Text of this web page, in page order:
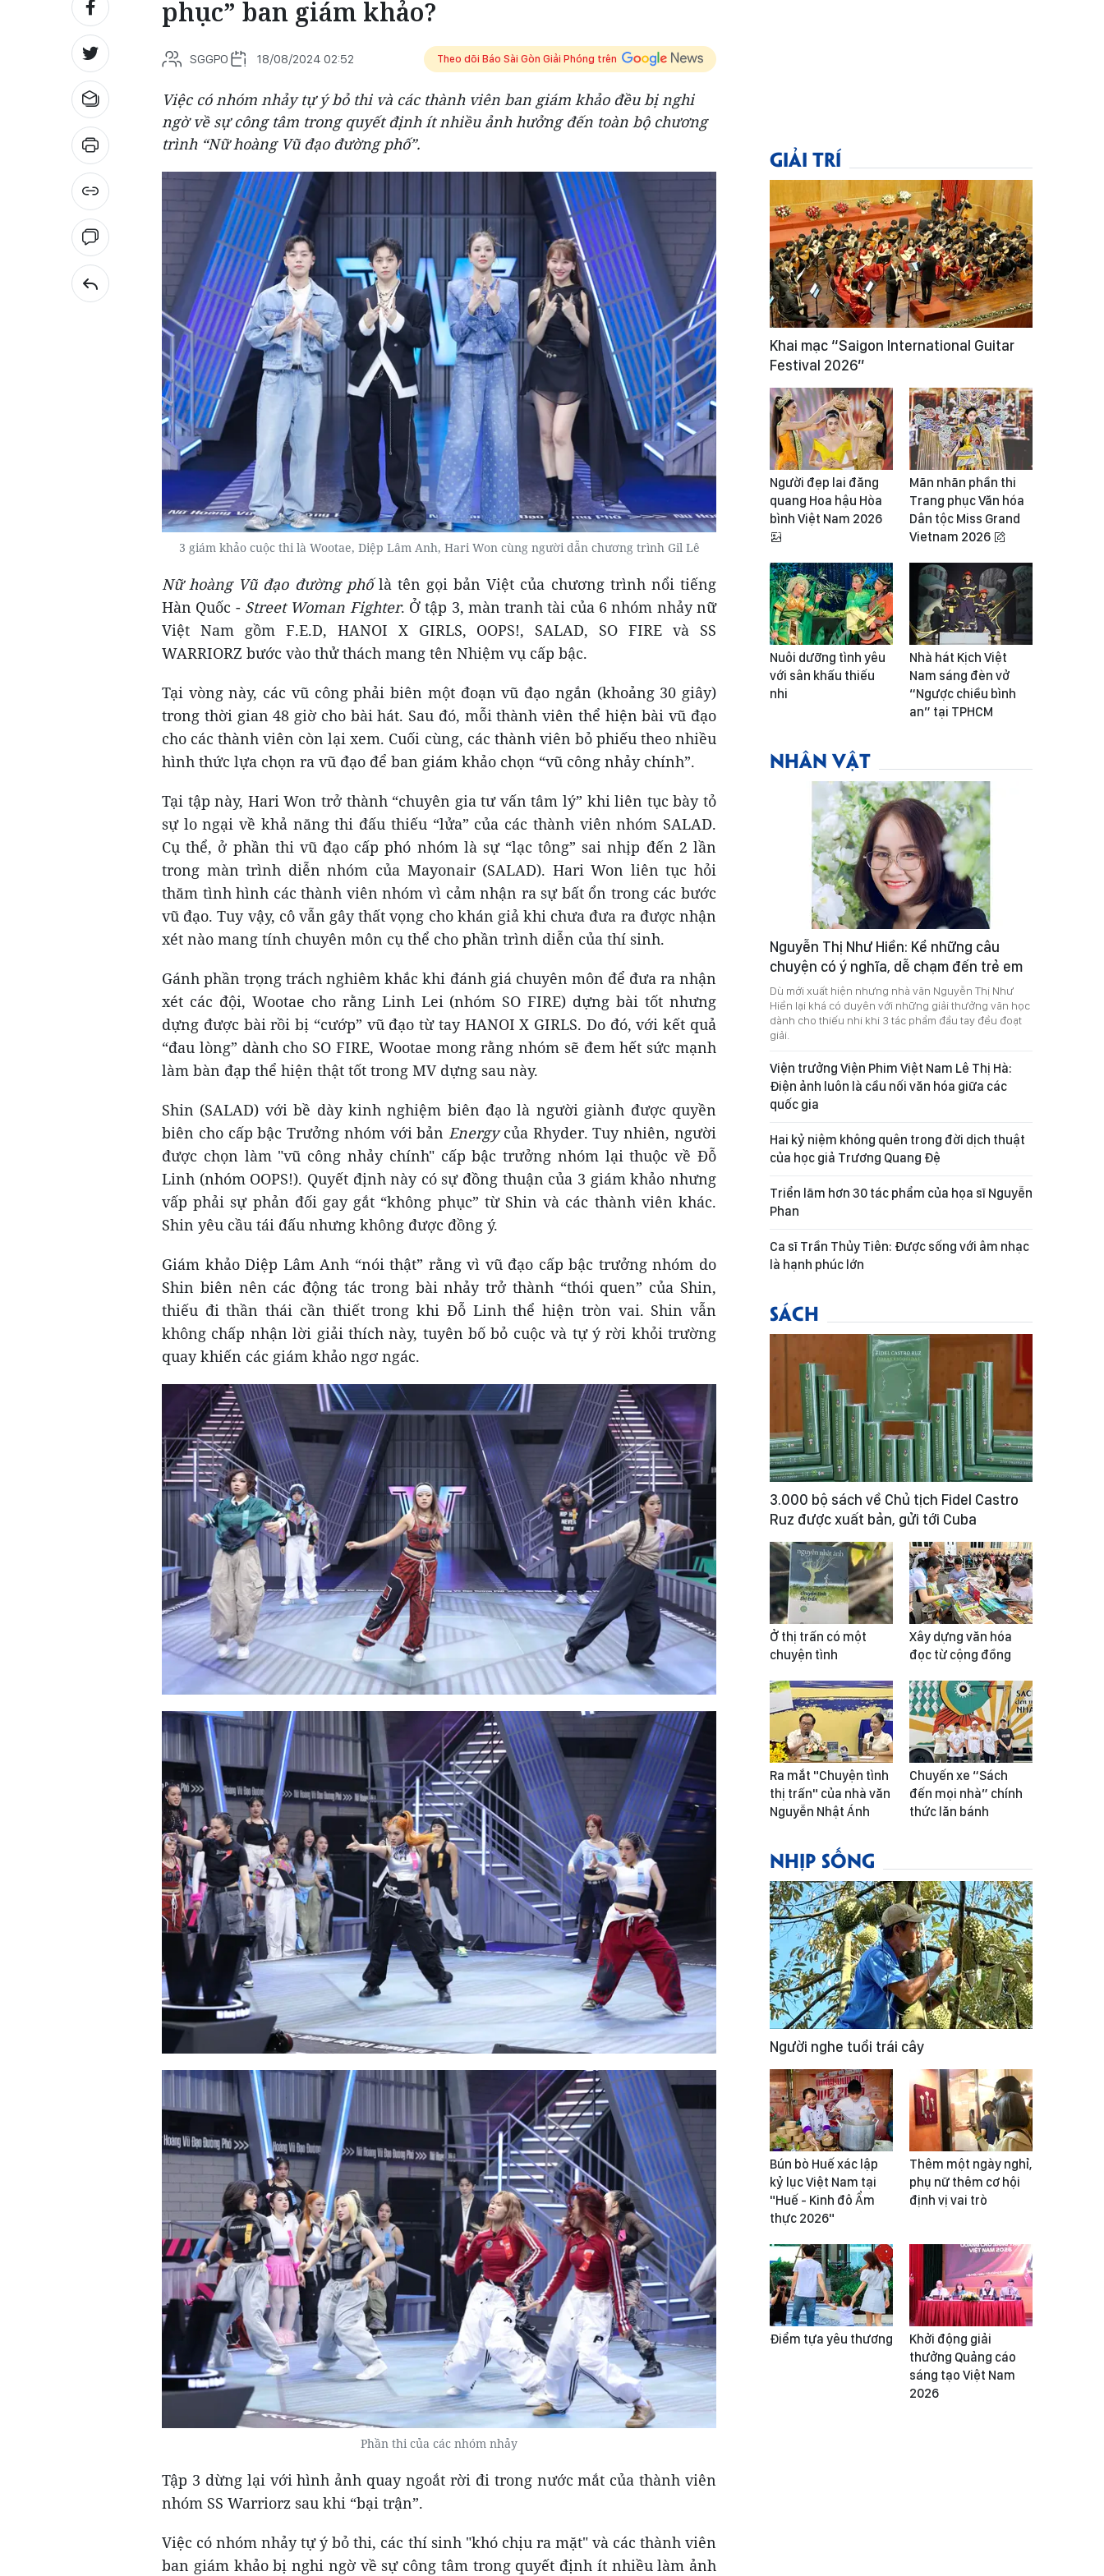
phục” ban giám khảo?
SGGPO 18/08/2024 02:52 Theo dõi Báo Sài Gòn Giải Phóng trên
Việc có nhóm nhảy tự ý bỏ thi và các thành viên ban giám khảo đều bị nghi
ngờ về sự công tâm trong quyết định ít nhiều ảnh hưởng đến toàn bộ chương
trình “Nữ hoàng Vũ đạo đường phố”.
3 giám khảo cuộc thi là Wootae, Diệp Lâm Anh, Hari Won cùng người dẫn chương trình Gil Lê
Nữ hoàng Vũ đạo đường phốlà tên gọi bản Việt của chương trình nổi tiếng
Hàn Quốc - Street Woman Fighter. Ở tập 3, màn tranh tài của 6 nhóm nhảy nữ
Việt Nam gồm F.E.D, HANOI X GIRLS, OOPS!, SALAD, SO FIRE và SS
WARRIORZ bước vào thử thách mang tên Nhiệm vụ cấp bậc.
Tại vòng này, các vũ công phải biên một đoạn vũ đạo ngắn (khoảng 30 giây)
trong thời gian 48 giờ cho bài hát. Sau đó, mỗi thành viên thể hiện bài vũ đạo
cho các thành viên còn lại xem. Cuối cùng, các thành viên bỏ phiếu theo nhiều
hình thức lựa chọn ra vũ đạo để ban giám khảo chọn “vũ công nhảy chính”.
Tại tập này, Hari Won trở thành “chuyên gia tư vấn tâm lý” khi liên tục bày tỏ
sự lo ngại về khả năng thi đấu thiếu “lửa” của các thành viên nhóm SALAD.
Cụ thể, ở phần thi vũ đạo cấp phó nhóm là sự “lạc tông” sai nhịp đến 2 lần
trong màn trình diễn nhóm của Mayonair (SALAD). Hari Won liên tục hỏi
thăm tình hình các thành viên nhóm vì cảm nhận ra sự bất ổn trong các bước
vũ đạo. Tuy vậy, cô vẫn gây thất vọng cho khán giả khi chưa đưa ra được nhận
xét nào mang tính chuyên môn cụ thể cho phần trình diễn của thí sinh.
Gánh phần trọng trách nghiêm khắc khi đánh giá chuyên môn để đưa ra nhận
xét các đội, Wootae cho rằng Linh Lei (nhóm SO FIRE) dựng bài tốt nhưng
dựng được bài rồi bị “cướp” vũ đạo từ tay HANOI X GIRLS. Do đó, với kết quả
“đau lòng” dành cho SO FIRE, Wootae mong rằng nhóm sẽ đem hết sức mạnh
làm bàn đạp thể hiện thật tốt trong MV dựng sau này.
Shin (SALAD) với bề dày kinh nghiệm biên đạo là người giành được quyền
biên cho cấp bậc Trưởng nhóm với bản Energycủa Rhyder. Tuy nhiên, người
được chọn làm "vũ công nhảy chính" cấp bậc trưởng nhóm lại thuộc về Đỗ
Linh (nhóm OOPS!). Quyết định này có sự đồng thuận của 3 giám khảo nhưng
vấp phải sự phản đối gay gắt “không phục” từ Shin và các thành viên khác.
Shin yêu cầu tái đấu nhưng không được đồng ý.
Giám khảo Diệp Lâm Anh “nói thật” rằng vì vũ đạo cấp bậc trưởng nhóm do
Shin biên nên các động tác trong bài nhảy trở thành “thói quen” của Shin,
thiếu đi thần thái cần thiết trong khi Đỗ Linh thể hiện tròn vai. Shin vẫn
không chấp nhận lời giải thích này, tuyên bố bỏ cuộc và tự ý rời khỏi trường
quay khiến các giám khảo ngơ ngác.
Phần thi của các nhóm nhảy
Tập 3 dừng lại với hình ảnh quay ngoắt rời đi trong nước mắt của thành viên
nhóm SS Warriorz sau khi “bại trận”.
Việc có nhóm nhảy tự ý bỏ thi, các thí sinh "khó chịu ra mặt" và các thành viên
ban giám khảo bị nghi ngờ về sự công tâm trong quyết định ít nhiều làm ảnh
GIẢI TRÍ
Khai mạc “Saigon International Guitar
Festival 2026”
Người đẹp lai đăng
quang Hoa hậu Hòa
bình Việt Nam 2026
Mãn nhãn phần thi
Trang phục Văn hóa
Dân tộc Miss Grand
Vietnam 2026
Nuôi dưỡng tình yêu
với sân khấu thiếu
nhi
Nhà hát Kịch Việt
Nam sáng đèn vở
“Ngược chiều bình
an” tại TPHCM
NHÂN VẬT
Nguyễn Thị Như Hiền: Kể những câu
chuyện có ý nghĩa, dễ chạm đến trẻ em
Dù mới xuất hiện nhưng nhà văn Nguyễn Thị Như
Hiền lại khá có duyên với những giải thưởng văn học
dành cho thiếu nhi khi 3 tác phẩm đầu tay đều đoạt
giải.
Viện trưởng Viện Phim Việt Nam Lê Thị Hà:
Điện ảnh luôn là cầu nối văn hóa giữa các
quốc gia
Hai kỷ niệm không quên trong đời dịch thuật
của học giả Trương Quang Đệ
Triển lãm hơn 30 tác phẩm của họa sĩ Nguyễn
Phan
Ca sĩ Trần Thủy Tiên: Được sống với âm nhạc
là hạnh phúc lớn
SÁCH
3.000 bộ sách về Chủ tịch Fidel Castro
Ruz được xuất bản, gửi tới Cuba
Ở thị trấn có một
chuyện tình
Xây dựng văn hóa
đọc từ cộng đồng
Ra mắt "Chuyện tình
thị trấn" của nhà văn
Nguyễn Nhật Ánh
Chuyến xe “Sách
đến mọi nhà” chính
thức lăn bánh
NHỊP SỐNG
Người nghe tuổi trái cây
Bún bò Huế xác lập
kỷ lục Việt Nam tại
"Huế - Kinh đô Ẩm
thực 2026"
Thêm một ngày nghỉ,
phụ nữ thêm cơ hội
định vị vai trò
Điểm tựa yêu thương
Khởi động giải
thưởng Quảng cáo
sáng tạo Việt Nam
2026